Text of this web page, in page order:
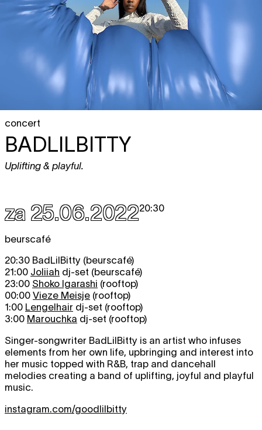
concert
BADLILBITTY
Uplifting & playful.
za 25.06.202220:30
beurscafé
20:30 BadLilBitty (beurscafé)
21:00 Joliiah dj-set (beurscafé)
23:00 Shoko Igarashi (rooftop)
00:00 Vieze Meisje (rooftop)
1:00 Lengelhair dj-set (rooftop)
3:00 Marouchka dj-set (rooftop)
Singer-songwriter BadLilBitty is an artist who infuses
elements from her own life, upbringing and interest into
her music topped with R&B, trap and dancehall
melodies creating a band of uplifting, joyful and playful
music.
instagram.com/goodlilbitty